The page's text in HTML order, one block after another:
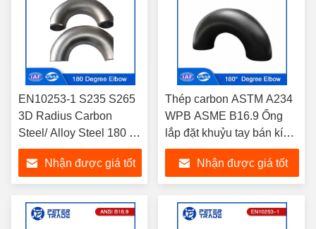
EN10253-1 S235 S265
3D Radius Carbon
Steel/ Alloy Steel 180 độ
Pipe Fitting Black
Painting For Piping
System
Nhận được giá tốt
Thép carbon ASTM A234
WPB ASME B16.9 Ống
lắp đặt khuỷu tay bán kính
dài 180 độ cho hệ thống
đường ốngNhận được giá tốt